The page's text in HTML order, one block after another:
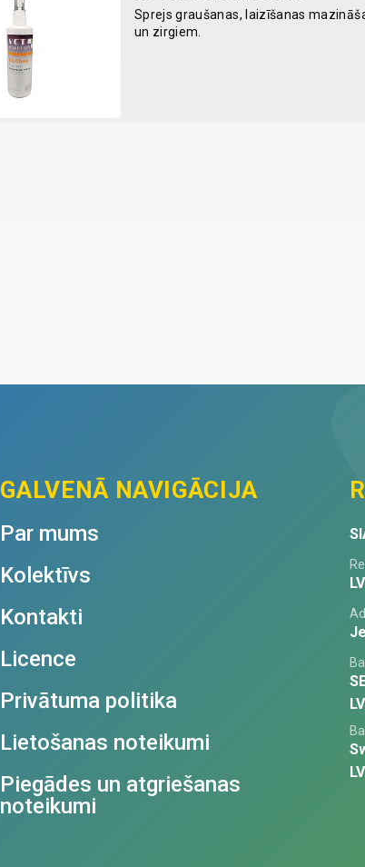
Sprejs graušanas, laizīšanas
un zirgiem.
GALVENĀ NAVIGĀCIJA
Par mums
Kolektīvs
Kontakti
Licence
Privātuma politika
Lietošanas noteikumi
Piegādes un atgriešanas
noteikumi